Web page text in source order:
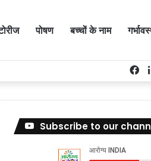
पोषण बच्चों के नाम
Subscribe to our